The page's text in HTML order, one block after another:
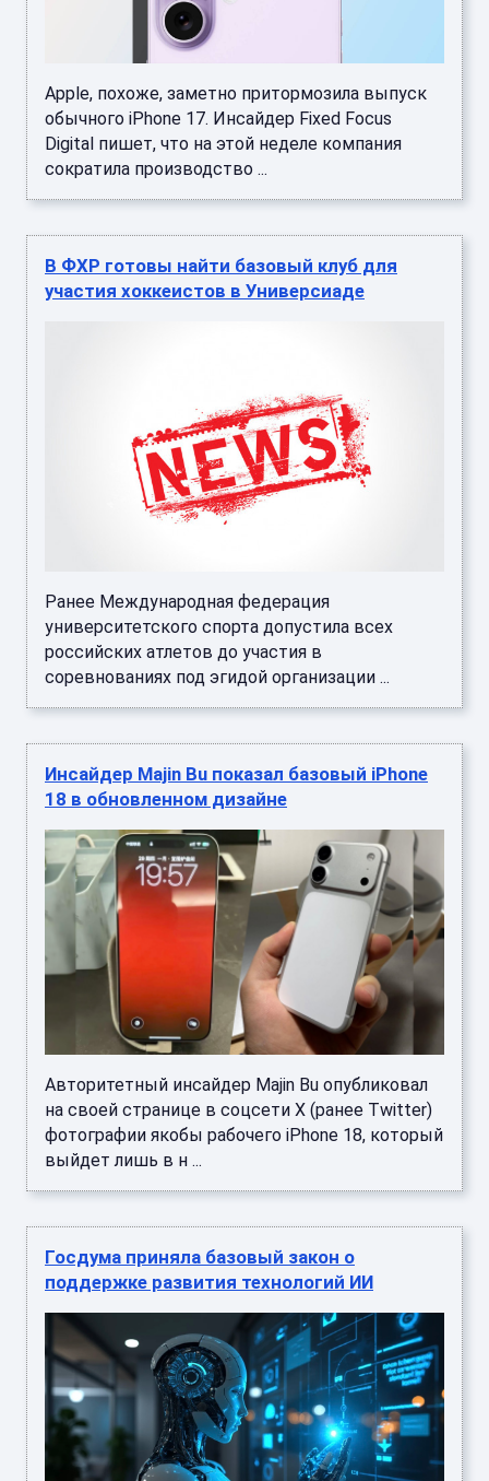
Apple, похоже, заметно притормозила выпуск
обычного iPhone 17. Инсайдер Fixed Focus
Digital пишет, что на этой неделе компания
сократила производство ...
В ФХР готовы найти базовый клуб для
участия хоккеистов в Универсиаде
Ранее Международная федерация
университетского спорта допустила всех
российских атлетов до участия в
соревнованиях под эгидой организации ...
Инсайдер Majin Bu показал базовый iPhone
18 в обновленном дизайне
Авторитетный инсайдер Majin Bu опубликовал
на своей странице в соцсети X (ранее Twitter)
фотографии якобы рабочего iPhone 18, который
выйдет лишь в н ...
Госдума приняла базовый закон о
поддержке развития технологий ИИ